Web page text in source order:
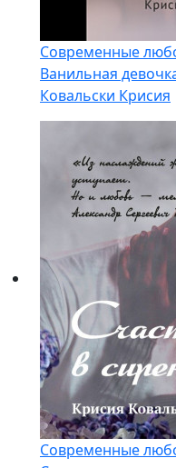
Современные
Ванильная
Ковальски Крисия
Современные